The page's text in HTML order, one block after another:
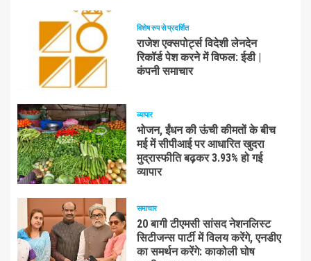
विशेष रुप से प्रदर्शित
राजेश एक्सपोर्ट्स विदेशी लेनदेन
रिकॉर्ड पेश करने में विफल: ईडी |
कंपनी समाचार
व्यापार
भोजन, ईंधन की ऊंची कीमतों के बीच
मई में सीपीआई पर आधारित खुदरा
मुद्रास्फीति बढ़कर 3.93% हो गई
व्यापार
समाचार
20 बागी टीएमसी सांसद नेशनलिस्ट
सिटीजन्स पार्टी में विलय करेंगे, एनडीए
का समर्थन करेंगे: काकोली घोष